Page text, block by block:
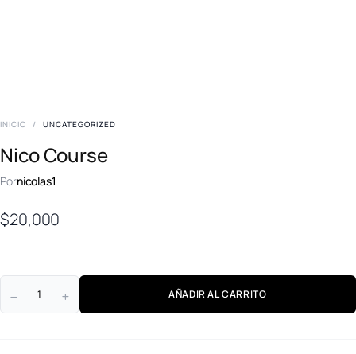
INICIO / UNCATEGORIZED
Nico Course
Pornicolas1
$20,000
AÑADIR AL CARRITO